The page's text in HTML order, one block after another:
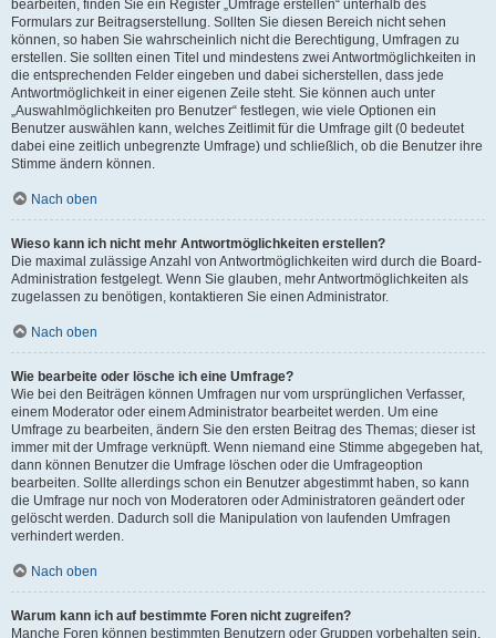
bearbeiten, finden Sie ein Register „Umfrage erstellen“ unterhalb des
Formulars zur Beitragserstellung. Sollten Sie diesen Bereich nicht sehen
können, so haben Sie wahrscheinlich nicht die Berechtigung, Umfragen zu
erstellen. Sie sollten einen Titel und mindestens zwei Antwortmöglichkeiten in
die entsprechenden Felder eingeben und dabei sicherstellen, dass jede
Antwortmöglichkeit in einer eigenen Zeile steht. Sie können auch unter
„Auswahlmöglichkeiten pro Benutzer“ festlegen, wie viele Optionen ein
Benutzer auswählen kann, welches Zeitlimit für die Umfrage gilt (0 bedeutet
dabei eine zeitlich unbegrenzte Umfrage) und schließlich, ob die Benutzer ihre
Stimme ändern können.
Nach oben
Wieso kann ich nicht mehr Antwortmöglichkeiten erstellen?
Die maximal zulässige Anzahl von Antwortmöglichkeiten wird durch die Board-
Administration festgelegt. Wenn Sie glauben, mehr Antwortmöglichkeiten als
zugelassen zu benötigen, kontaktieren Sie einen Administrator.
Nach oben
Wie bearbeite oder lösche ich eine Umfrage?
Wie bei den Beiträgen können Umfragen nur vom ursprünglichen Verfasser,
einem Moderator oder einem Administrator bearbeitet werden. Um eine
Umfrage zu bearbeiten, ändern Sie den ersten Beitrag des Themas; dieser ist
immer mit der Umfrage verknüpft. Wenn niemand eine Stimme abgegeben hat,
dann können Benutzer die Umfrage löschen oder die Umfrageoption
bearbeiten. Sollte allerdings schon ein Benutzer abgestimmt haben, so kann
die Umfrage nur noch von Moderatoren oder Administratoren geändert oder
gelöscht werden. Dadurch soll die Manipulation von laufenden Umfragen
verhindert werden.
Nach oben
Warum kann ich auf bestimmte Foren nicht zugreifen?
Manche Foren können bestimmten Benutzern oder Gruppen vorbehalten sein.